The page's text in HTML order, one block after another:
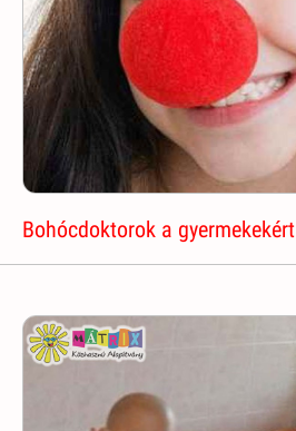
Bohócdoktorok a gyermekekért